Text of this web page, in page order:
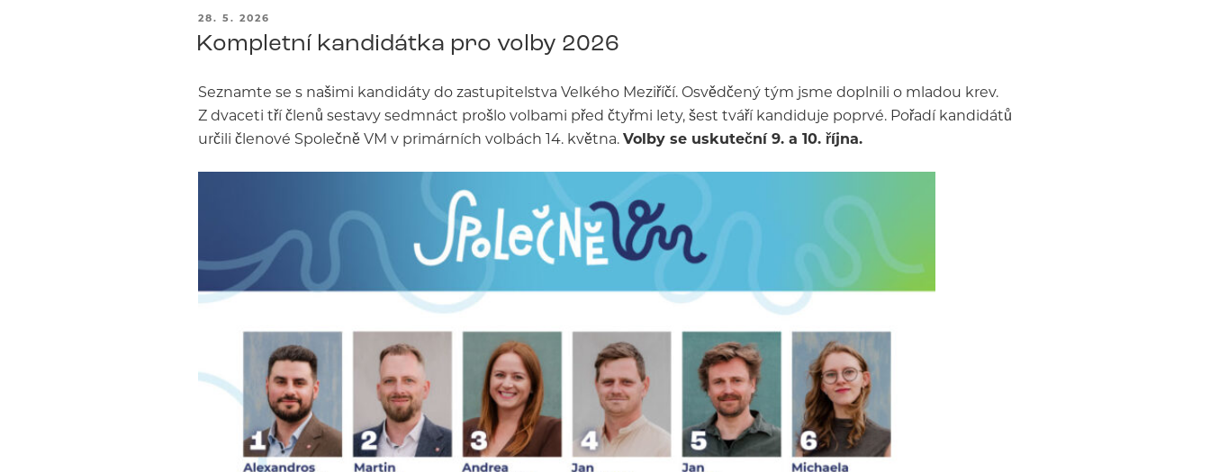
PUBLIKOVÁNO
28. 5. 2026
Kompletní kandidátka pro volby 2026
Seznamte se s našimi kandidáty do zastupitelstva Velkého Meziříčí. Osvědčený tým jsme doplnili o mladou krev.
Z dvaceti tří členů sestavy sedmnáct prošlo volbami před čtyřmi lety, šest tváří kandiduje poprvé. Pořadí kandidátů
určili členové Společně VM v primárních volbách 14. května.Volby se uskuteční 9. a 10. října.